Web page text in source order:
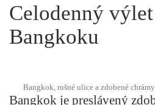
Celodenný
Bangkoku
Bangkok, rušné ulice a zdobené
Bangkok je preslávený